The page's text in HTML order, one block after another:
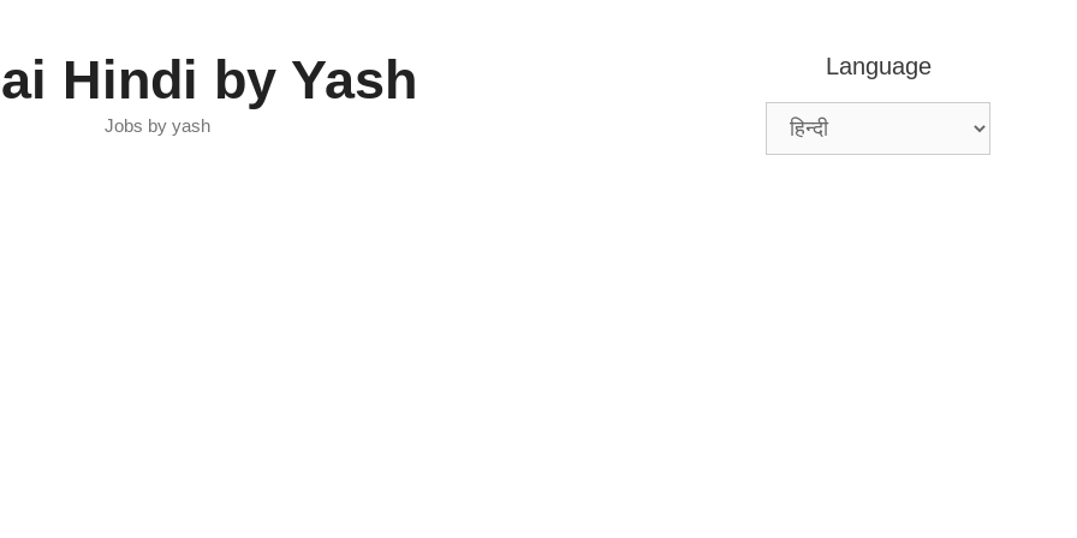
Language
Hindi by Yash
Jobs by yash